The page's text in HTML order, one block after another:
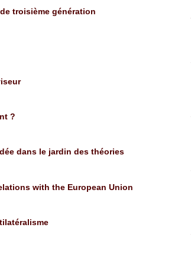
troisième génération
?
dans le jardin des théories
with the European Union